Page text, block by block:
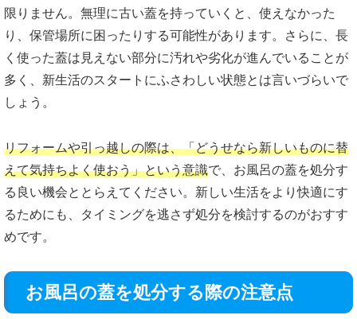
限りません。無理に古い蓋を持っていくと、使えなかった
り、保管場所に困ったりする可能性があります。さらに、長
く使った蓋は見えない部分に汚れや劣化が進んでいることが
多く、新生活のスタートにふさわしい状態とは言いづらいで
しょう。
リフォームや引っ越しの際は、「どうせなら新しいものに替
えて気持ちよく使おう」という意識で、お風呂の蓋を処分す
る良い機会ととらえてください。新しい生活をより快適にす
るためにも、タイミングを逃さず処分を検討するのがおすす
めです。
お風呂の蓋を処分する際の注意点